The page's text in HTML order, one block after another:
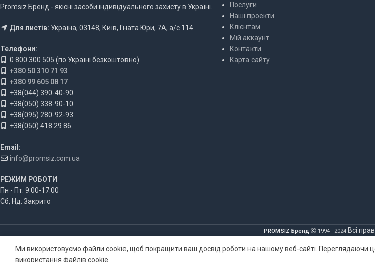
Promsiz Бренд - якісні засоби індивідуального захисту в Україні.
Для листів: Україна, 03148, Київ, Гната Юри, 7А, а/с 114
Телефони:
0 800 300 505 (по Україні безкоштовно)
+380 50 310 71 93
+380 99 605 08 17
+38(044) 390-40-90
+38(050) 338-90-10
+38(095) 280-92-93
+38(050) 418 29 86
Email:
info@promsiz.com.ua
РЕЖИМ РОБОТИ
Пн - Пт: 9:00-17:00
Сб, Нд: Закрито
Послуги
Наші проекти
Клієнтам
Мій аккаунт
Контакти
Карта сайту
PROMSIZ Бренд 1994 - 2024 Всі
Ми використовуємо файли cookie, щоб покращити ваш досвід роботи на нашому веб-сайті. Переглядаючи
використання файлів cookie.